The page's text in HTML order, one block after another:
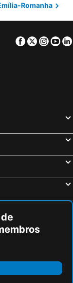
Romanha
Facebook
Twitter